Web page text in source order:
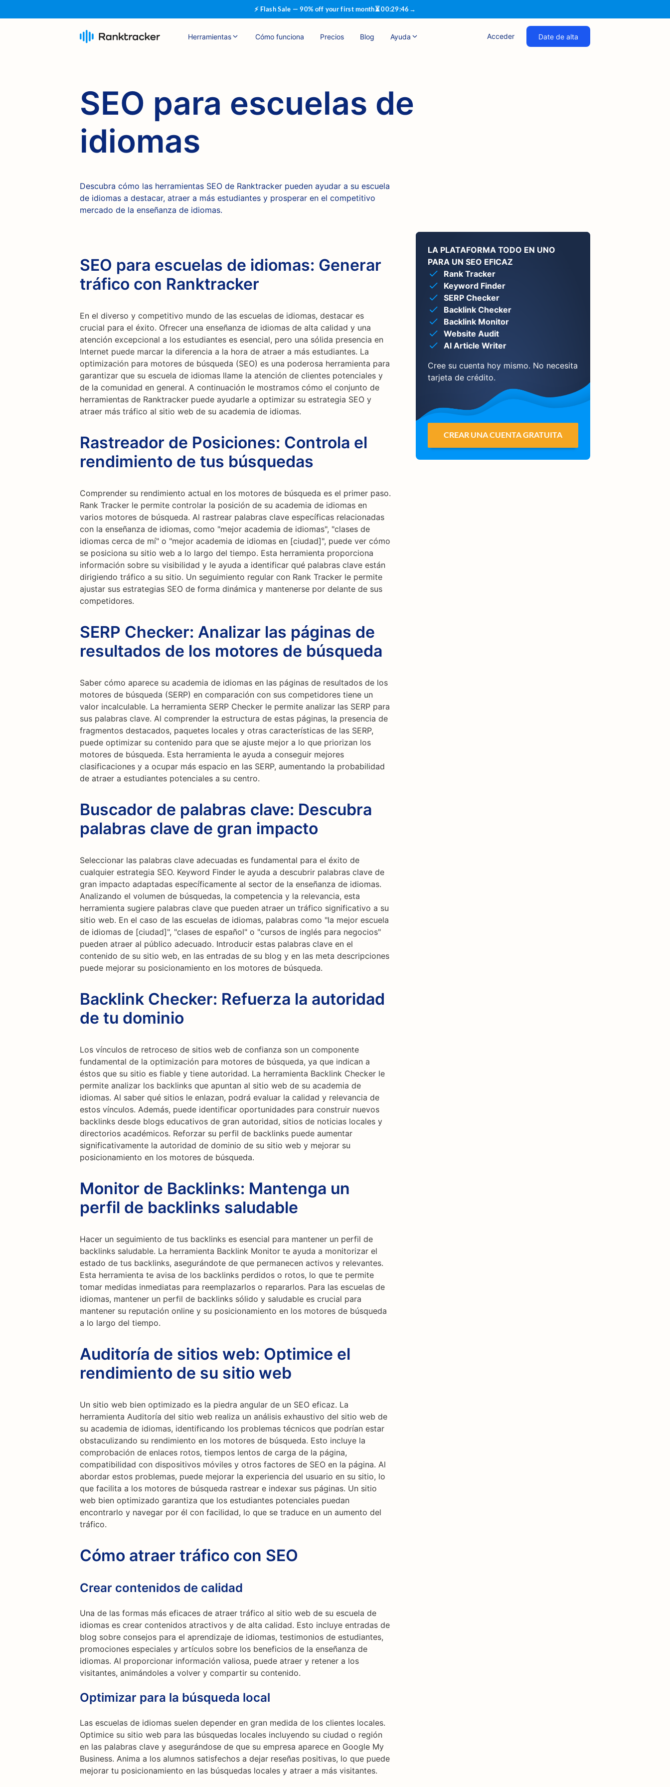
⚡ Flash Sale — 90% off your first month⏳00:29:46 →
Herramientas Cómo funciona Precios Blog Ayuda Acceder Date de alta
SEO para escuelas de
idiomas
Descubra cómo las herramientas SEO de Ranktracker pueden ayudar a su escuela
de idiomas a destacar, atraer a más estudiantes y prosperar en el competitivo
mercado de la enseñanza de idiomas.
SEO para escuelas de idiomas: Generar
tráfico con Ranktracker
En el diverso y competitivo mundo de las escuelas de idiomas, destacar es
crucial para el éxito. Ofrecer una enseñanza de idiomas de alta calidad y una
atención excepcional a los estudiantes es esencial, pero una sólida presencia en
Internet puede marcar la diferencia a la hora de atraer a más estudiantes. La
optimización para motores de búsqueda (SEO) es una poderosa herramienta para
garantizar que su escuela de idiomas llame la atención de clientes potenciales y
de la comunidad en general. A continuación le mostramos cómo el conjunto de
herramientas de Ranktracker puede ayudarle a optimizar su estrategia SEO y
atraer más tráfico al sitio web de su academia de idiomas.
Rastreador de Posiciones: Controla el
rendimiento de tus búsquedas
Comprender su rendimiento actual en los motores de búsqueda es el primer paso.
Rank Tracker le permite controlar la posición de su academia de idiomas en
varios motores de búsqueda. Al rastrear palabras clave específicas relacionadas
con la enseñanza de idiomas, como "mejor academia de idiomas", "clases de
idiomas cerca de mí" o "mejor academia de idiomas en [ciudad]", puede ver cómo
se posiciona su sitio web a lo largo del tiempo. Esta herramienta proporciona
información sobre su visibilidad y le ayuda a identificar qué palabras clave están
dirigiendo tráfico a su sitio. Un seguimiento regular con Rank Tracker le permite
ajustar sus estrategias SEO de forma dinámica y mantenerse por delante de sus
competidores.
SERP Checker: Analizar las páginas de
resultados de los motores de búsqueda
Saber cómo aparece su academia de idiomas en las páginas de resultados de los
motores de búsqueda (SERP) en comparación con sus competidores tiene un
valor incalculable. La herramienta SERP Checker le permite analizar las SERP para
sus palabras clave. Al comprender la estructura de estas páginas, la presencia de
fragmentos destacados, paquetes locales y otras características de las SERP,
puede optimizar su contenido para que se ajuste mejor a lo que priorizan los
motores de búsqueda. Esta herramienta le ayuda a conseguir mejores
clasificaciones y a ocupar más espacio en las SERP, aumentando la probabilidad
de atraer a estudiantes potenciales a su centro.
Buscador de palabras clave: Descubra
palabras clave de gran impacto
Seleccionar las palabras clave adecuadas es fundamental para el éxito de
cualquier estrategia SEO. Keyword Finder le ayuda a descubrir palabras clave de
gran impacto adaptadas específicamente al sector de la enseñanza de idiomas.
Analizando el volumen de búsquedas, la competencia y la relevancia, esta
herramienta sugiere palabras clave que pueden atraer un tráfico significativo a su
sitio web. En el caso de las escuelas de idiomas, palabras como "la mejor escuela
de idiomas de [ciudad]", "clases de español" o "cursos de inglés para negocios"
pueden atraer al público adecuado. Introducir estas palabras clave en el
contenido de su sitio web, en las entradas de su blog y en las meta descripciones
puede mejorar su posicionamiento en los motores de búsqueda.
Backlink Checker: Refuerza la autoridad
de tu dominio
Los vínculos de retroceso de sitios web de confianza son un componente
fundamental de la optimización para motores de búsqueda, ya que indican a
éstos que su sitio es fiable y tiene autoridad. La herramienta Backlink Checker le
permite analizar los backlinks que apuntan al sitio web de su academia de
idiomas. Al saber qué sitios le enlazan, podrá evaluar la calidad y relevancia de
estos vínculos. Además, puede identificar oportunidades para construir nuevos
backlinks desde blogs educativos de gran autoridad, sitios de noticias locales y
directorios académicos. Reforzar su perfil de backlinks puede aumentar
significativamente la autoridad de dominio de su sitio web y mejorar su
posicionamiento en los motores de búsqueda.
Monitor de Backlinks: Mantenga un
perfil de backlinks saludable
Hacer un seguimiento de tus backlinks es esencial para mantener un perfil de
backlinks saludable. La herramienta Backlink Monitor te ayuda a monitorizar el
estado de tus backlinks, asegurándote de que permanecen activos y relevantes.
Esta herramienta te avisa de los backlinks perdidos o rotos, lo que te permite
tomar medidas inmediatas para reemplazarlos o repararlos. Para las escuelas de
idiomas, mantener un perfil de backlinks sólido y saludable es crucial para
mantener su reputación online y su posicionamiento en los motores de búsqueda
a lo largo del tiempo.
Auditoría de sitios web: Optimice el
rendimiento de su sitio web
Un sitio web bien optimizado es la piedra angular de un SEO eficaz. La
herramienta Auditoría del sitio web realiza un análisis exhaustivo del sitio web de
su academia de idiomas, identificando los problemas técnicos que podrían estar
obstaculizando su rendimiento en los motores de búsqueda. Esto incluye la
comprobación de enlaces rotos, tiempos lentos de carga de la página,
compatibilidad con dispositivos móviles y otros factores de SEO en la página. Al
abordar estos problemas, puede mejorar la experiencia del usuario en su sitio, lo
que facilita a los motores de búsqueda rastrear e indexar sus páginas. Un sitio
web bien optimizado garantiza que los estudiantes potenciales puedan
encontrarlo y navegar por él con facilidad, lo que se traduce en un aumento del
tráfico.
Cómo atraer tráfico con SEO
Crear contenidos de calidad
Una de las formas más eficaces de atraer tráfico al sitio web de su escuela de
idiomas es crear contenidos atractivos y de alta calidad. Esto incluye entradas de
blog sobre consejos para el aprendizaje de idiomas, testimonios de estudiantes,
promociones especiales y artículos sobre los beneficios de la enseñanza de
idiomas. Al proporcionar información valiosa, puede atraer y retener a los
visitantes, animándoles a volver y compartir su contenido.
Optimizar para la búsqueda local
Las escuelas de idiomas suelen depender en gran medida de los clientes locales.
Optimice su sitio web para las búsquedas locales incluyendo su ciudad o región
en las palabras clave y asegurándose de que su empresa aparece en Google My
Business. Anima a los alumnos satisfechos a dejar reseñas positivas, lo que puede
mejorar tu posicionamiento en las búsquedas locales y atraer a más visitantes.
LA PLATAFORMA TODO EN UNO
PARA UN SEO EFICAZ
Rank Tracker
Keyword Finder
SERP Checker
Backlink Checker
Backlink Monitor
Website Audit
AI Article Writer
Cree su cuenta hoy mismo. No necesita
tarjeta de crédito.
CREAR UNA CUENTA GRATUITA